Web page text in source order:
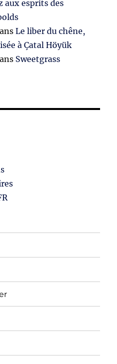
aux esprits des
Le liber du chêne,
à Çatal Höyük
Sweetgrass